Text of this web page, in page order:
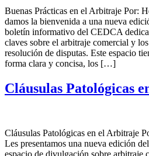
Buenas Prácticas en el Arbitraje Por:
damos la bienvenida a una nueva
boletín informativo del CEDCA
claves sobre el arbitraje comercial y
resolución de disputas. Este espacio
forma clara y concisa, los […]
Cláusulas Patológicas
Cláusulas Patológicas en el Arbitraje
Les presentamos una nueva edición
espacio de divulgación sobre arbitraje